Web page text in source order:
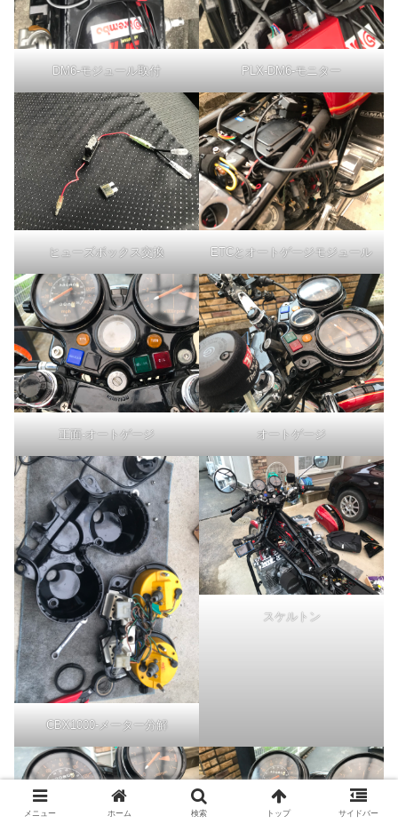
DM6-モジュール取付 PLX-DM6-モニター
ヒューズボックス交換 ETCとオートゲージモジュール
正面-オートゲージ オートゲージ
CBX1000-メーター分解
スケルトン
メニュー ホーム 検索 トップ サイドバー